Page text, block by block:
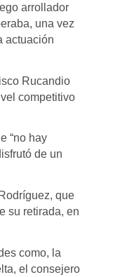
arrollador
una vez
actuación
Rucandio
competitivo
“no hay
de un
que
su retirada, en
como, la
el consejero